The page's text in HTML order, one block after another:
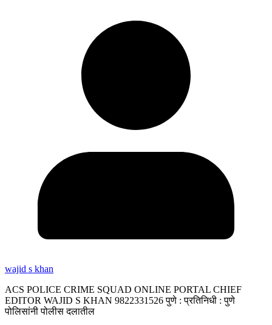
wajid s khan
ACS POLICE CRIME SQUAD ONLINE PORTAL CHIEF
EDITOR WAJID S KHAN 9822331526 पुणे : प्रतिनिधी : पुणे
पोलिसांनी पोलीस दलातील